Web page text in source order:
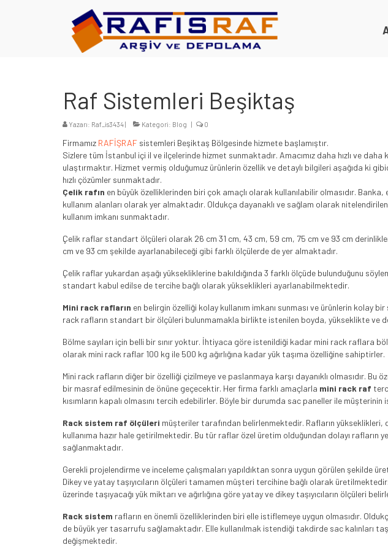
Raf Sistemleri Beşiktaş
Yazarı: Raf_is3434| Kategori: Blog | 0
Firmamız RAFİŞRAF sistemleri Beşiktaş Bölgesinde hizmete başlamıştır.
Sizlere tüm İstanbul içi il ve ilçelerinde hizmet sunmaktadır. Amacımız daha hızlı ve
ulaştırmaktır. Hizmet vermiş olduğumuz ürünlerin özellik ve detaylı bilgileri aşağıda ki
hızlı çözümler sunmaktadır.
Çelik rafın en büyük özelliklerinden biri çok amaçlı olarak kullanılabilir olmasıdır.
kullanım alanları olarak yer almaktadır. Oldukça dayanaklı ve sağlam olarak
kullanım imkanı sunmaktadır.
Çelik raflar standart ölçüleri olarak 26 cm 31 cm, 43 cm, 59 cm, 75 cm ve 93 cm
cm ve 93 cm şekilde ayarlanabileceği gibi farklı ölçülerde de yer almaktadır.
Çelik raflar yukardan aşağı yüksekliklerine bakıldığında 3 farklı ölçüde bulunduğunu
standart kabul edilse de tercihe bağlı olarak yükseklikleri ayarlanabilmektedir.
Mini rack rafların en belirgin özelliği kolay kullanım imkanı sunması ve ürünlerin kolay
rack rafların standart bir ölçüleri bulunmamakla birlikte istenilen boyda, yükseklikte ve
Bölme sayıları için belli bir sınır yoktur. İhtiyaca göre istenildiği kadar mini rack raflara
olarak mini rack raflar 100 kg ile 500 kg ağırlığına kadar yük taşıma özelliğine sahiptirler.
Mini rack rafların diğer bir özelliği çizilmeye ve paslanmaya karşı dayanıklı olmasıdır. Bu
bir masraf edilmesinin de önüne geçecektir. Her firma farklı amaçlarla mini rack raf
kısımların kapalı olmasını tercih edebilirler. Böyle bir durumda sac paneller ile
Rack sistem raf ölçüleri müşteriler tarafından belirlenmektedir. Rafların yükseklikleri,
kullanıma hazır hale getirilmektedir. Bu tür raflar özel üretim olduğundan dolayı rafların
sağlanmaktadır.
Gerekli projelendirme ve inceleme çalışmaları yapıldıktan sonra uygun görülen şekilde
Dikey ve yatay taşıyıcıların ölçüleri tamamen müşteri tercihine bağlı olarak
üzerinde taşıyacağı yük miktarı ve ağırlığına göre yatay ve dikey taşıyıcıların ölçüleri
Rack sistem rafların en önemli özelliklerinden biri elle istiflemeye uygun olmasıdır.
de büyük yer tasarrufu sağlamaktadır. Elle kullanılmak istendiği takdirde sac kalınları
değişmektedir.